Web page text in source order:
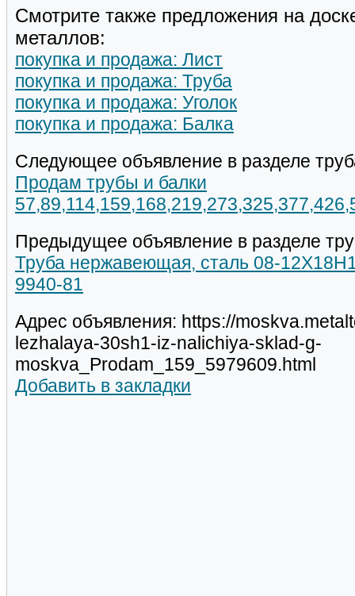
Смотрите также предложения на
металлов:
покупка и продажа: Лист
покупка и продажа: Труба
покупка и продажа: Уголок
покупка и продажа: Балка
Следующее объявление в разделе
Продам трубы и балки
Предыдущее объявление в разделе
Труба нержавеющая, сталь 08-
9940-81
Адрес объявления: https://
lezhalaya-30sh1-iz-nalichiya-sklad-g-
moskva_Prodam_159_5979609.html
Добавить в закладки